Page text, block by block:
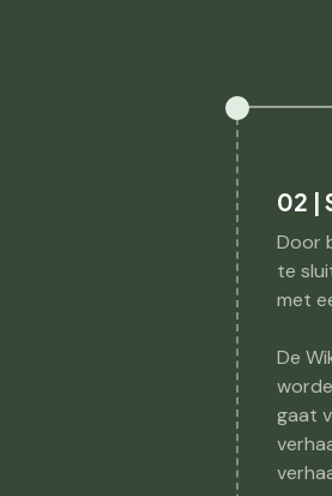
02 |
Door
te
met
De
gaat